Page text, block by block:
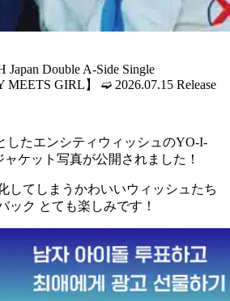
Japan Double A-Side Single
MEETS GIRL】 ➫ 2026.07.15 Release
したエンシティウィッシュのYO-I-
ケット写真が公開されました！
してしまうかわいいウィッシュたち
ック とても楽しみです！